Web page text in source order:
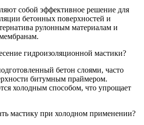
собой эффективное решение для
бетонных поверхностей и
рулонным материалам и
гидроизоляционной мастики?
бетон слоями, часто
битумным праймером.
холодным способом, что упрощает
мастику при холодном применении?